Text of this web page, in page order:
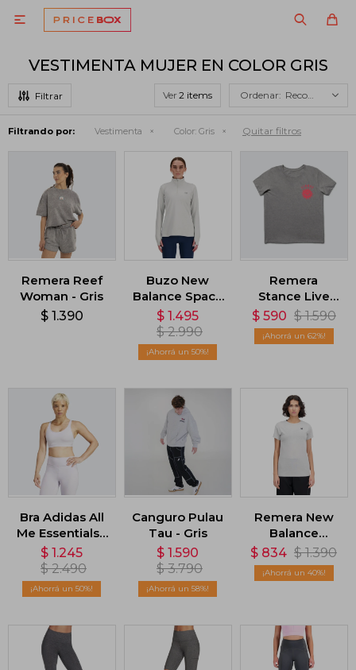

VESTIMENTA MUJER EN COLOR GRIS
Ver Recomendados
Filtrando por: Vestimenta Color: Gris Quitar filtros
Remera Reef
Woman - Gris
$ 1.390
Buzo New
Balance Space
Dye 1/4 Zip -
Gris
$ 1.495
$ 2.990
50
Remera
Stance Live
Your Values -
Gris
$ 590 $ 1.590
62
Bra Adidas All
Me Essentials -
Gris
$ 1.245
$ 2.490
50
Canguro Pulau
Tau - Gris
$ 1.590
$ 3.790
58
Remera New
Balance
Relentless
Heathertech -
Gris
$ 834 $ 1.390
40